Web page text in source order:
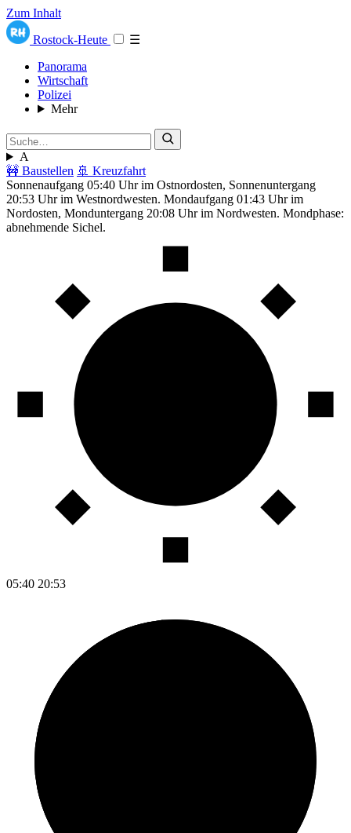
Zum Inhalt
Rostock-Heute
☰
Panorama
Wirtschaft
Polizei
Mehr
A
🚧 Baustellen 🚢 Kreuzfahrt
Sonnenaufgang 05:40 Uhr im Ostnordosten, Sonnenuntergang
20:53 Uhr im Westnordwesten. Mondaufgang 01:43 Uhr im
Nordosten, Monduntergang 20:08 Uhr im Nordwesten. Mondphase:
abnehmende Sichel.
05:40 20:53